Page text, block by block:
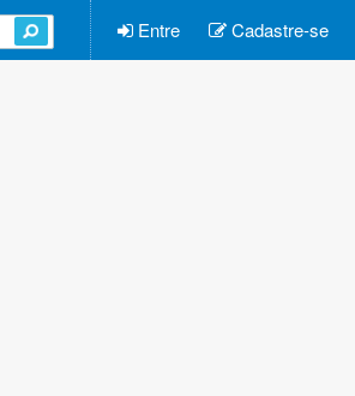
Entre Cadastre-se